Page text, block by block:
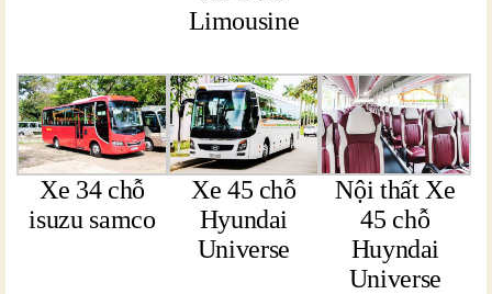
Limousine
Xe 34 chỗ
isuzu samco
Xe 45 chỗ
Hyundai
Universe
Nội thất Xe
45 chỗ
Huyndai
Universe